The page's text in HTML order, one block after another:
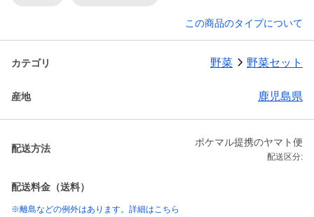
この商品のタイプについて
カテゴリ 野菜 野菜セット
産地 鹿児島県
配送方法
ポケマル提携のヤマト便
配送区分:
配送料金（送料）
※離島などの例外はあります。詳細はこちら